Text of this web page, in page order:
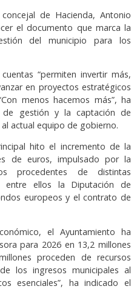
de Hacienda, Antonio
el documento que marca la
del municipio para los
“permiten invertir más,
en proyectos estratégicos
menos hacemos más”, ha
de gestión y la captación de
actual equipo de gobierno.
hito el incremento de la
de euros, impulsado por la
procedentes de distintas
entre ellos la Diputación de
europeos y el contrato de
el Ayuntamiento ha
para 2026 en 13,2 millones
proceden de recursos
los ingresos municipales al
esenciales”, ha indicado el